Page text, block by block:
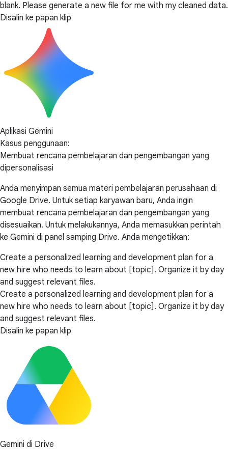
blank. Please generate a new file for me with my cleaned data.
Disalin ke papan klip
Aplikasi Gemini
Kasus penggunaan:
Membuat rencana pembelajaran dan pengembangan yang
dipersonalisasi
Anda menyimpan semua materi pembelajaran perusahaan di
Google Drive. Untuk setiap karyawan baru, Anda ingin
membuat rencana pembelajaran dan pengembangan yang
disesuaikan. Untuk melakukannya, Anda memasukkan perintah
ke Gemini di panel samping Drive. Anda mengetikkan:
Create a personalized learning and development plan for a
new hire who needs to learn about [topic]. Organize it by day
and suggest relevant files.
Create a personalized learning and development plan for a
new hire who needs to learn about [topic]. Organize it by day
and suggest relevant files.
Disalin ke papan klip
Gemini di Drive